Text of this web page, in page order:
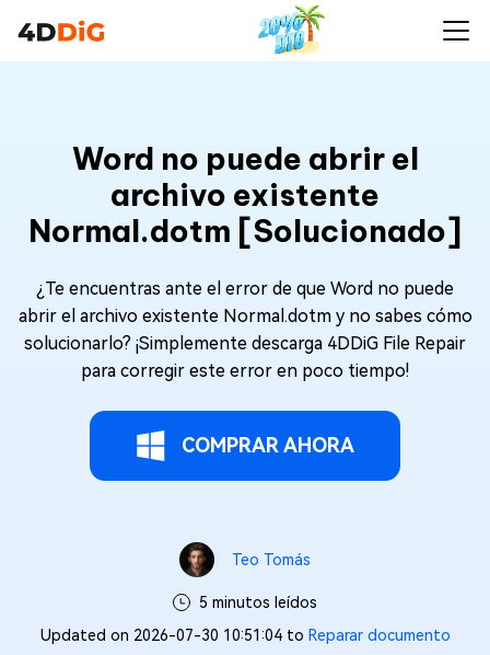
Word no puede abrir el
archivo existente
Normal.dotm [Solucionado]
¿Te encuentras ante el error de que Word no puede
abrir el archivo existente Normal.dotm y no sabes cómo
solucionarlo? ¡Simplemente descarga 4DDiG File Repair
para corregir este error en poco tiempo!
COMPRAR AHORA
Teo Tomás
5 minutos leídos
Updated on 2026-07-30 10:51:04 to Reparar documento